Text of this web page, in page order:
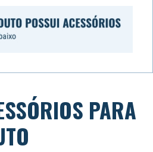
PARA